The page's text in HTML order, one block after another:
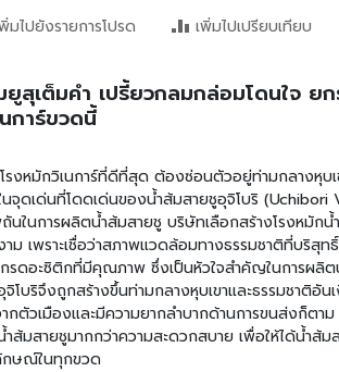
มไปยังรายการโปรด เพิ่มไปเปรียบเทียบ
ยูสุเต็มคำ เปรี้ยวกลมกล่อมโดนใจ ย
การ์ขวดนี้
รงหมักวิเนการ์ที่ดีที่สุด ต้องซ่อนตัวอยู่ท่ามกลางหุบเ
จุดเด่นที่โดดเด่นของน้ำส้มสายชูอุจิโบริ
ในการผลิตน้ำส้มสายชู บริษัทเลือกสร้างโรงหมักน้
ม เพราะเชื่อว่าสภาพแวดล้อมทางธรรมชาติที่บริสุ
กรดอะซิติกที่มีคุณภาพ ซึ่งเป็นหัวใจสำคัญในการผลิ
โบริจึงถูกสร้างขึ้นท่ามกลางหุบเขาและธรรมชาติอั
ากตัวเมืองและมีความยากลำบากด้านการขนส่งก็
ส้มสายชูมากกว่าความสะดวกสบาย เพื่อให้ได้น้ำส้
กษณ์ในทุกขวด